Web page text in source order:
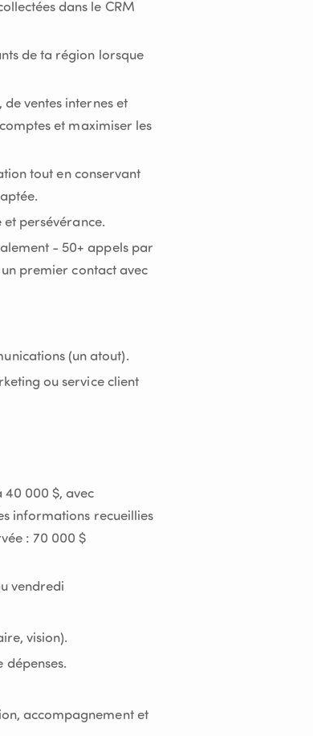
dans le CRM
de ta région lorsque
ventes internes et
et maximiser les
tout en conservant
persévérance.
- 50+ appels par
premier contact avec
(un atout).
ou service client
40 000 $, avec
informations recueillies
: 70 000 $
vendredi
vision).
dépenses.
accompagnement et